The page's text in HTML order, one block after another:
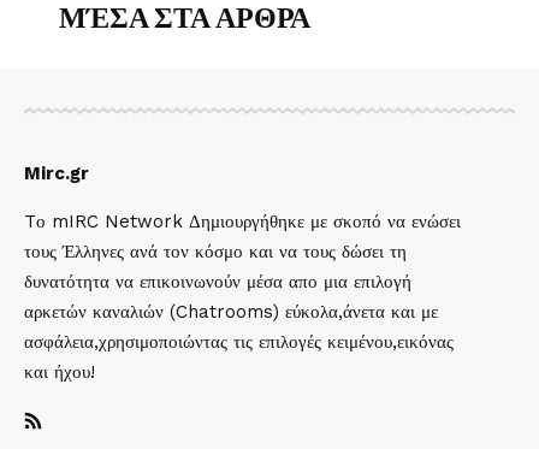
ΜΈΣΑ ΣΤΑ ΑΡΘΡΑ
Mirc.gr
Tο mIRC Network Δημιουργήθηκε με σκοπό να ενώσει
τους Έλληνες ανά τον κόσμο και να τους δώσει τη
δυνατότητα να επικοινωνούν μέσα απο μια επιλογή
αρκετών καναλιών (Chatrooms) εύκολα,άνετα και με
ασφάλεια,χρησιμοποιώντας τις επιλογές κειμένου,εικόνας
και ήχου!